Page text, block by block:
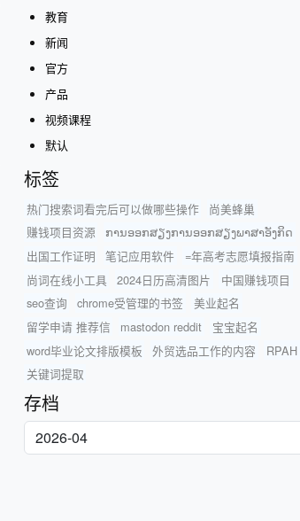
教育
新闻
官方
产品
视频课程
默认
标签
热门搜索词看完后可以做哪些操作
尚美蜂巢
赚钱项目资源
ການອອກສຽງການອອກສຽງພາສາອັງກິດ
出国工作证明
笔记应用软件
=年高考志愿填报指南
尚词在线小工具
2024日历高清图片
中国赚钱项目
seo查询
chrome受管理的书签
美业起名
留学申请 推荐信
mastodon reddit
宝宝起名
word毕业论文排版模板
外贸选品工作的内容
RPAH
关键词提取
存档